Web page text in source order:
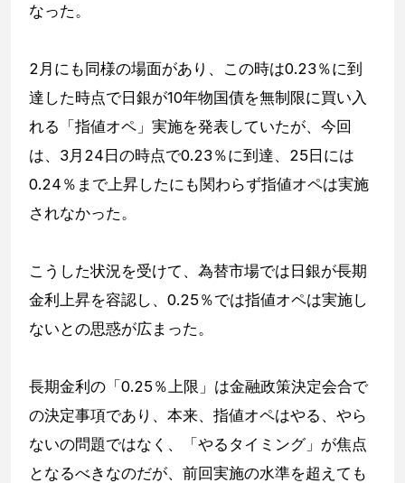
なった。
2月にも同様の場面があり、この時は0.23％に到
達した時点で日銀が10年物国債を無制限に買い入
れる「指値オペ」実施を発表していたが、今回
は、3月24日の時点で0.23％に到達、25日には
0.24％まで上昇したにも関わらず指値オペは実施
されなかった。
こうした状況を受けて、為替市場では日銀が長期
金利上昇を容認し、0.25％では指値オペは実施し
ないとの思惑が広まった。
長期金利の「0.25％上限」は金融政策決定会合で
の決定事項であり、本来、指値オペはやる、やら
ないの問題ではなく、「やるタイミング」が焦点
となるべきなのだが、前回実施の水準を超えても